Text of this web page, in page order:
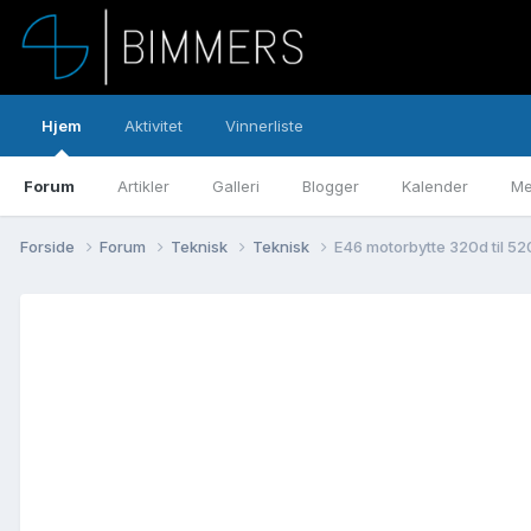
Hjem
Forum Artikler Galleri Blogger Kalender
Aktivitet Vinnerliste
Forside Forum Teknisk Teknisk E46 motorbytte 320d til